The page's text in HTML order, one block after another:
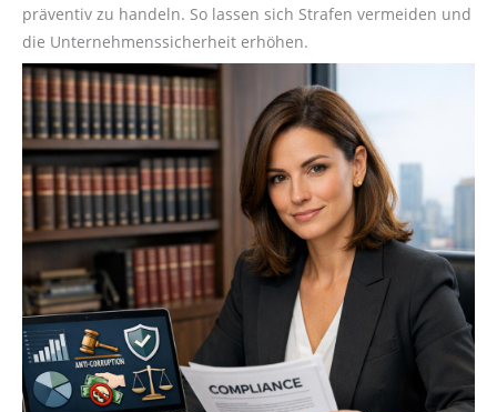
präventiv zu handeln. So lassen sich Strafen vermeiden und
die Unternehmenssicherheit erhöhen.